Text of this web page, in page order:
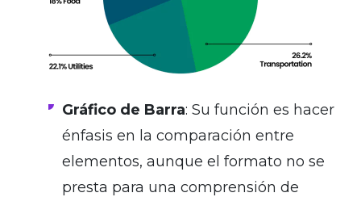
Gráfico de Barra: Su función es hacer
énfasis en la comparación entre
elementos, aunque el formato no se
presta para una comprensión de